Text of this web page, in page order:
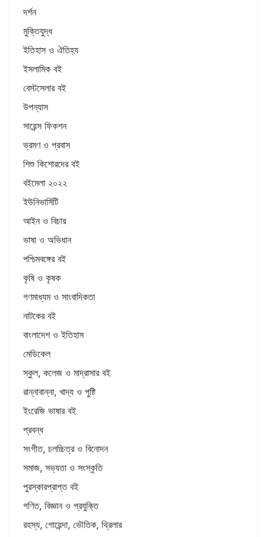
দর্শন
মুক্তিযুদ্ধ
ইতিহাস ও ঐতিহ্য
ইসলামিক বই
বেস্টসেলার বই
উপন্যাস
সায়েন্স ফিকশন
ভ্রমণ ও প্রবাস
শিশু কিশোরদের বই
বইমেলা ২০২২
ইউনিভার্সিটি
আইন ও বিচার
ভাষা ও অভিধান
পশ্চিমবঙ্গের বই
কৃষি ও কৃষক
গণমাধ্যম ও সাংবাদিকতা
নাটকের বই
বাংলাদেশ ও ইতিহাস
মেডিকেল
স্কুল, কলেজ ও মাদ্রাসার বই
রান্নাবান্না, খাদ্য ও পুষ্টি
ইংরেজি ভাষার বই
প্রবন্ধ
সংগীত, চলচ্চিত্র ও বিনোদন
সমাজ, সভ্যতা ও সংস্কৃতি
পুরস্কারপ্রাপ্ত বই
গণিত, বিজ্ঞান ও প্রযুক্তি
রহস্য, গোয়েন্দা, ভৌতিক, থ্রিলার